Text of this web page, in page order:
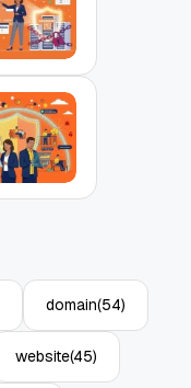
domain(54)
website(45)